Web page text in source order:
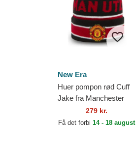
New Era
Huer pompon rød Cuff
Jake fra Manchester
United Football Club
Premier League af New
279 kr.
Få det forbi14 - 18 august